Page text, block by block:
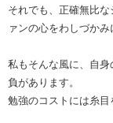
それでも、正確無比
ァンの心をわしづかみ
私もそんな風に、自
負があります。
勉強のコストには糸目